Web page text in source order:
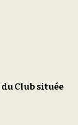
du Club située